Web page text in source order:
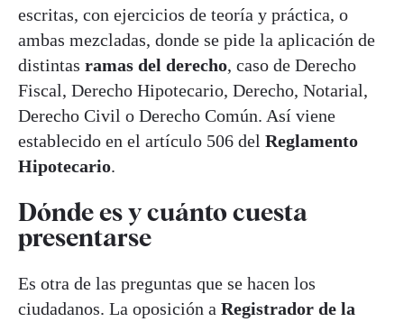
escritas, con ejercicios de teoría y práctica, o
ambas mezcladas, donde se pide la aplicación de
distintas ramas del derecho, caso de Derecho
Fiscal, Derecho Hipotecario, Derecho, Notarial,
Derecho Civil o Derecho Común. Así viene
establecido en el artículo 506 del Reglamento
Hipotecario.
Dónde es y cuánto cuesta
presentarse
Es otra de las preguntas que se hacen los
ciudadanos. La oposición a Registrador de la